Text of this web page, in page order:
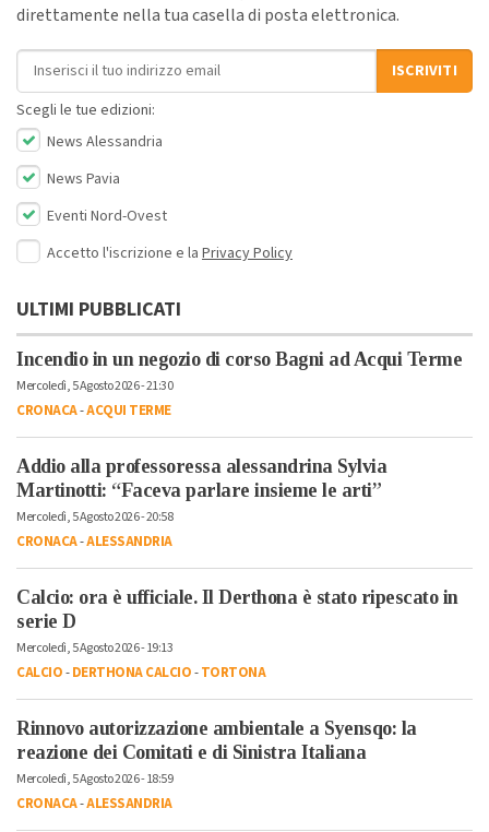
direttamente nella tua casella di posta elettronica.
Indirizzo email
ISCRIVITI
Scegli le tue edizioni:
News Alessandria
News Pavia
Eventi Nord-Ovest
Accetto l'iscrizione e la Privacy Policy
ULTIMI PUBBLICATI
Incendio in un negozio di corso Bagni ad Acqui Terme
Mercoledì, 5 Agosto 2026 - 21:30
CRONACA-ACQUI TERME
Addio alla professoressa alessandrina Sylvia
Martinotti: “Faceva parlare insieme le arti”
Mercoledì, 5 Agosto 2026 - 20:58
CRONACA-ALESSANDRIA
Calcio: ora è ufficiale. Il Derthona è stato ripescato in
serie D
Mercoledì, 5 Agosto 2026 - 19:13
CALCIO-DERTHONA CALCIO-TORTONA
Rinnovo autorizzazione ambientale a Syensqo: la
reazione dei Comitati e di Sinistra Italiana
Mercoledì, 5 Agosto 2026 - 18:59
CRONACA-ALESSANDRIA